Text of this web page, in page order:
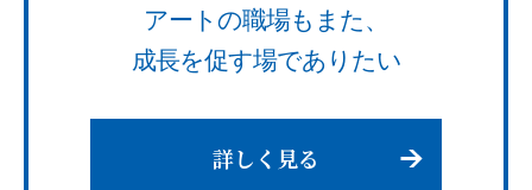
アートの職場もまた、
成長を促す場でありたい
詳しく見る